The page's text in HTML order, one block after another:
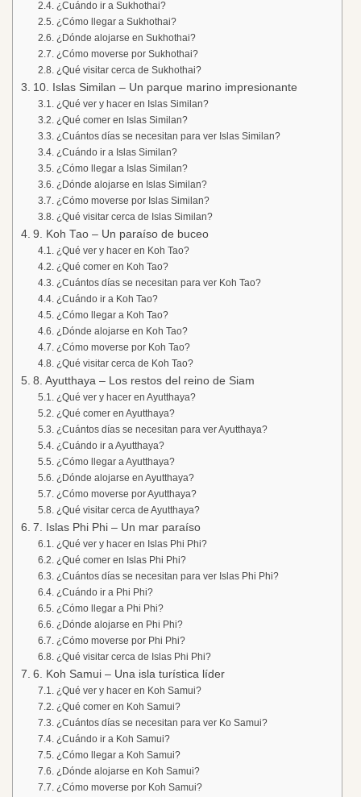
¿Cuándo ir a Sukhothai?
¿Cómo llegar a Sukhothai?
¿Dónde alojarse en Sukhothai?
¿Cómo moverse por Sukhothai?
¿Qué visitar cerca de Sukhothai?
10. Islas Similan – Un parque marino impresionante
¿Qué ver y hacer en Islas Similan?
¿Qué comer en Islas Similan?
¿Cuántos días se necesitan para ver Islas Similan?
¿Cuándo ir a Islas Similan?
¿Cómo llegar a Islas Similan?
¿Dónde alojarse en Islas Similan?
¿Cómo moverse por Islas Similan?
¿Qué visitar cerca de Islas Similan?
9. Koh Tao – Un paraíso de buceo
¿Qué ver y hacer en Koh Tao?
¿Qué comer en Koh Tao?
¿Cuántos días se necesitan para ver Koh Tao?
¿Cuándo ir a Koh Tao?
¿Cómo llegar a Koh Tao?
¿Dónde alojarse en Koh Tao?
¿Cómo moverse por Koh Tao?
¿Qué visitar cerca de Koh Tao?
8. Ayutthaya – Los restos del reino de Siam
¿Qué ver y hacer en Ayutthaya?
¿Qué comer en Ayutthaya?
¿Cuántos días se necesitan para ver Ayutthaya?
¿Cuándo ir a Ayutthaya?
¿Cómo llegar a Ayutthaya?
¿Dónde alojarse en Ayutthaya?
¿Cómo moverse por Ayutthaya?
¿Qué visitar cerca de Ayutthaya?
7. Islas Phi Phi – Un mar paraíso
¿Qué ver y hacer en Islas Phi Phi?
¿Qué comer en Islas Phi Phi?
¿Cuántos días se necesitan para ver Islas Phi Phi?
¿Cuándo ir a Phi Phi?
¿Cómo llegar a Phi Phi?
¿Dónde alojarse en Phi Phi?
¿Cómo moverse por Phi Phi?
¿Qué visitar cerca de Islas Phi Phi?
6. Koh Samui – Una isla turística líder
¿Qué ver y hacer en Koh Samui?
¿Qué comer en Koh Samui?
¿Cuántos días se necesitan para ver Ko Samui?
¿Cuándo ir a Koh Samui?
¿Cómo llegar a Koh Samui?
¿Dónde alojarse en Koh Samui?
¿Cómo moverse por Koh Samui?